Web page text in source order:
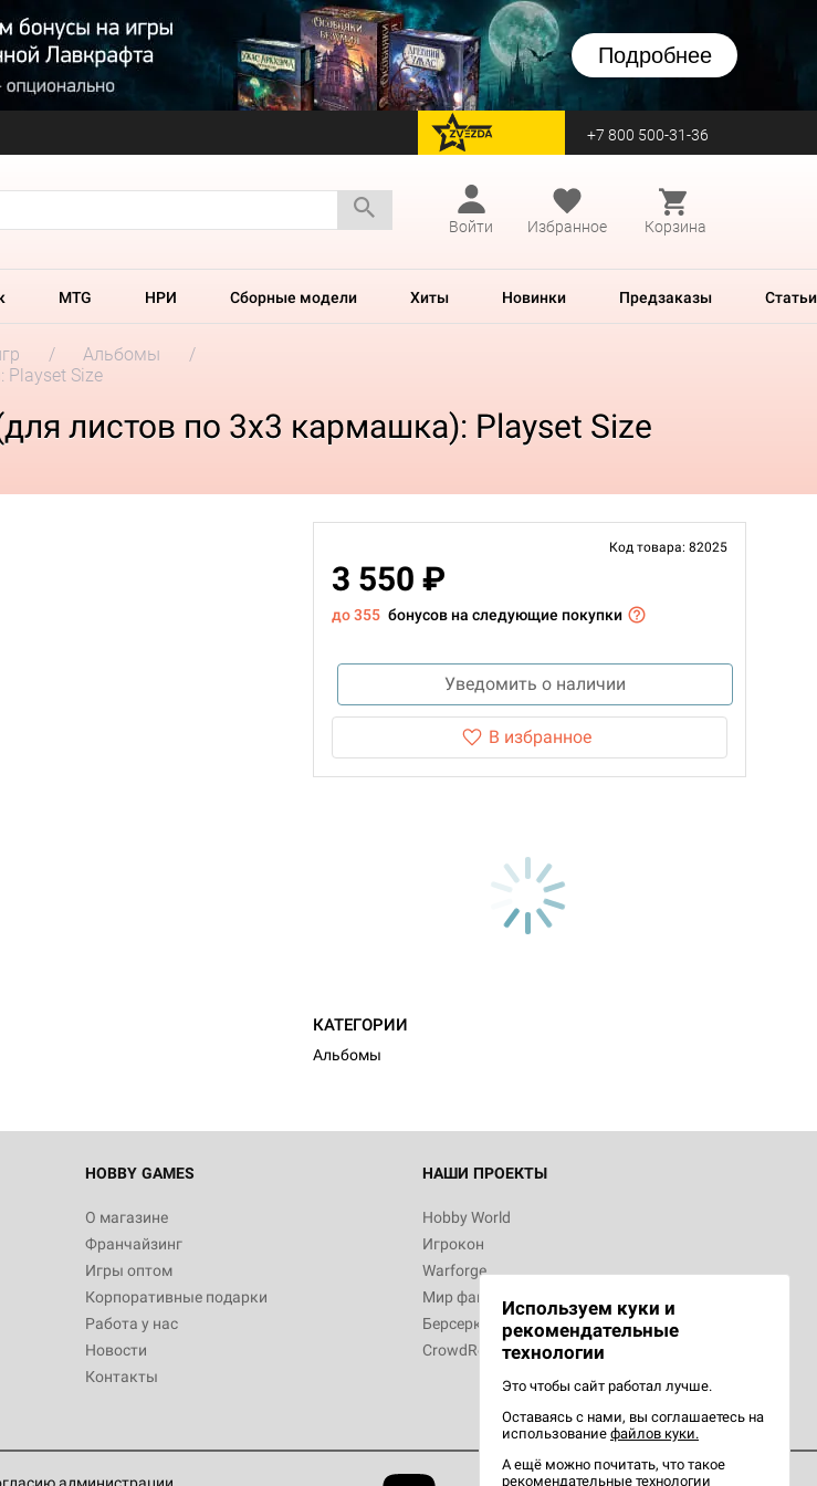
Подробнее
перейти на Zvezda +7 800 500-31-36
Войти
Избранное Корзина
MTG НРИ Сборные модели Хиты Новинки Предзаказы Статьи
Альбомы
Playset Size
листов по 3х3 кармашка): Playset Size
Код товара: 82025
3 550 ₽
до 355 бонусов на следующие покупки
Уведомить о наличии
В избранное
КАТЕГОРИИ
Альбомы
HOBBY GAMES
О магазине
Франчайзинг
Игры оптом
Корпоративные подарки
Работа у нас
Новости
Контакты
НАШИ ПРОЕКТЫ
Hobby World
Игрокон
Warforge
Мир фантастики
Берсерк
CrowdRepublic
Используем куки и
рекомендательные
технологии
Это чтобы сайт работал лучше.
Оставаясь с нами, вы соглашаетесь на
использование файлов куки.
А ещё можно почитать, что такое
рекомендательные технологии